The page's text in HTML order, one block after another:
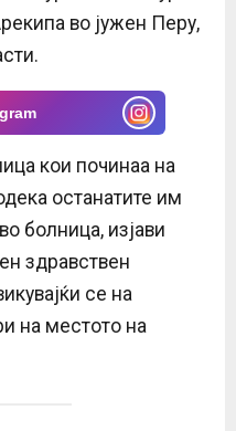
во јужен Перу,
кои починаа на
останатите им
болница, изјави
здравствен
се на
на местото на